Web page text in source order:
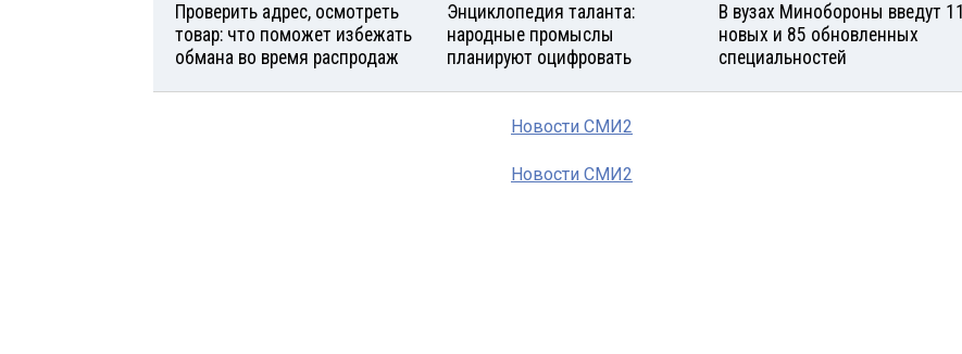
Проверить адрес, осмотреть
товар: что поможет избежать
обмана во время распродаж
Энциклопедия таланта:
народные промыслы
планируют оцифровать
В вузах Минобороны введут 11
новых и 85 обновленных
специальностей
Новости СМИ2
Новости СМИ2